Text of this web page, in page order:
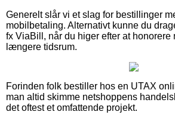
Generelt slår vi et slag for bestillinger
mobilbetaling. Alternativt kunne du
fx ViaBill, når du higer efter at honorere
længere tidsrum.
Forinden folk bestiller hos en UTAX
man altid skimme netshoppens
det oftest et omfattende projekt.